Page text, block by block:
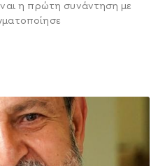
η πρώτη συνάντηση με